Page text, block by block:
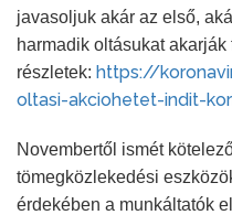
javasoljuk akár az első,
harmadik oltásukat akarják
részletek: https://
oltasi-akciohetet-indit-
Novembertől ismét
tömegközlekedési
érdekében a munkáltatók